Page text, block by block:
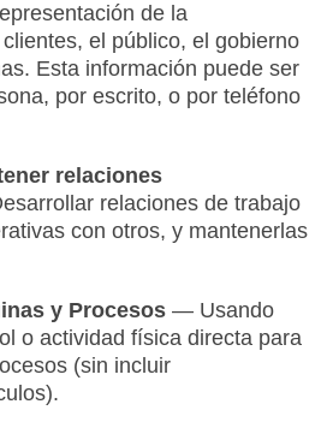
de la
el público, el gobierno
Esta información puede ser
por escrito, o por teléfono
relaciones
relaciones de trabajo
con otros, y mantenerlas
y Procesos— Usando
o actividad física directa para
(sin incluir